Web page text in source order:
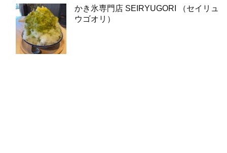
かき氷専門店 SEIRYUGORI （セイリュ
ウゴオリ）